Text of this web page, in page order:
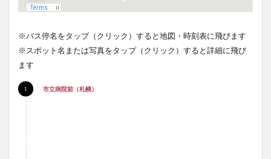
※バス停名をタップ（クリック）すると地図・時刻表に飛びます
※スポット名または写真をタップ（クリック）すると詳細に飛び
ます
市立病院前（札幌）